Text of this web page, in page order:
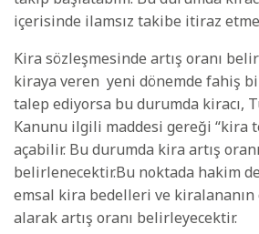
içerisinde ilamsız takibe itiraz
Kira sözleşmesinde artış oranı
kiraya veren yeni dönemde fahiş
talep ediyorsa bu durumda kiracı,
Kanunu ilgili maddesi gereği “kira
açabilir. Bu durumda kira artış
belirlenecektir.Bu noktada hakim
emsal kira bedelleri ve
alarak artış oranı belirleyecektir.